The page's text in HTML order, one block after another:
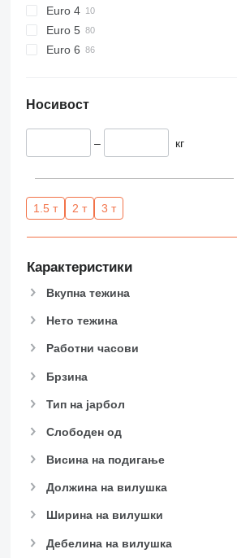
Euro 4
Euro 5
Euro 6
Носивост
– кг
1.5 т 2 т 3 т
Карактеристики
Вкупна тежина
Нето тежина
Работни часови
Брзина
Тип на јарбол
Слободен од
Висина на подигање
Должина на вилушка
Ширина на вилушки
Дебелина на вилушка